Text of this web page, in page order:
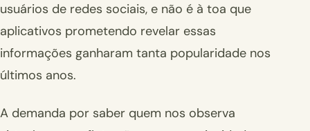
usuários de redes sociais, e não é à toa que
aplicativos prometendo revelar essas
informações ganharam tanta popularidade nos
últimos anos.
A demanda por saber quem nos observa